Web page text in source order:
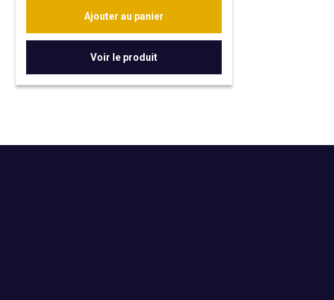
Ajouter au panier
Voir le produit